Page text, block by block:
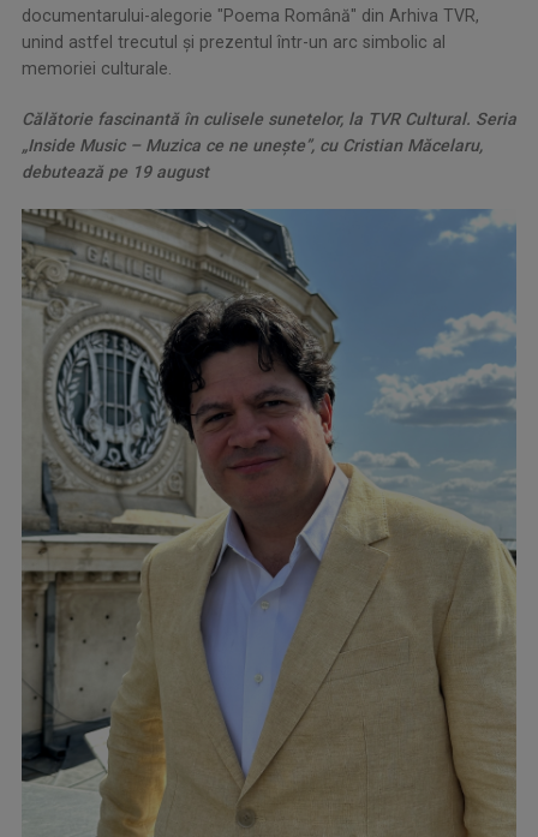
documentarului-alegorie "Poema Română" din Arhiva TVR,
unind astfel trecutul și prezentul într-un arc simbolic al
memoriei culturale.
Călătorie fascinantă în culisele sunetelor, la TVR Cultural. Seria
„Inside Music – Muzica ce ne uneşte”, cu Cristian Măcelaru,
debutează pe 19 august